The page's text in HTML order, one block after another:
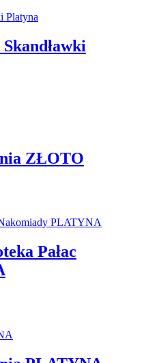
ZŁOTO
Pałac